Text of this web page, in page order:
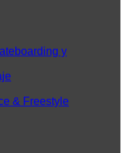
y
& Freestyle